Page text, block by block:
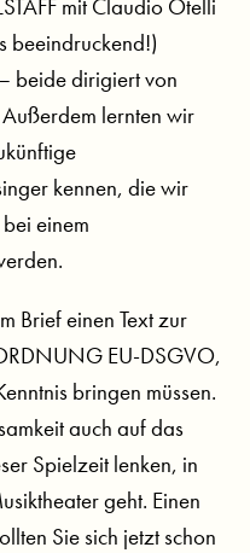
mit Claudio Otelli
beeindruckend!)
beide dirigiert von
lernten wir
kennen, die wir
einem
Brief einen Text zur
EU-DSGVO,
bringen müssen.
auch auf das
Spielzeit lenken, in
geht. Einen
Sie sich jetzt schon